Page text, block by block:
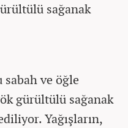
sağanak
sabah ve öğle
gürültülü sağanak
Yağışların,